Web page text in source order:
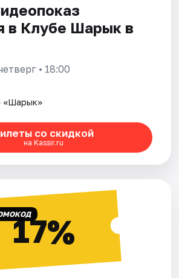
в Клубе Шарык в
• 18:00
«Шарык»
со скидкой
на Kassir.ru
17%